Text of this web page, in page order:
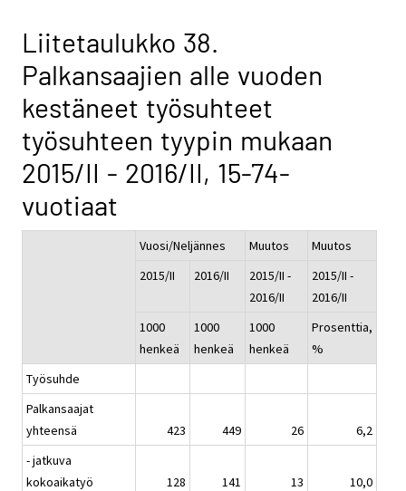
Liitetaulukko 38.
Palkansaajien alle vuoden
kestäneet työsuhteet
työsuhteen tyypin mukaan
2015/II - 2016/II, 15-74-
vuotiaat
Vuosi/Neljännes Muutos
Muutos
2015/II
2016/II
2015/II -
2016/II
2015/II -
2016/II
1000
henkeä
1000
henkeä
1000
henkeä
Prosenttia,
%
Työsuhde
Palkansaajat
yhteensä
423 449 26
6,2
- jatkuva
kokoaikatyö
128 141 13
10,0